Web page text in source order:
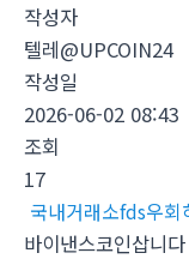
작성자
텔레@UPCOIN24
작성일
2026-06-02 08:43
조회
17
국내거래소fds우회
바이낸스코인삽니다